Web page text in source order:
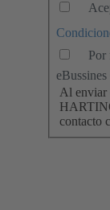
Por
Al enviar
contacto